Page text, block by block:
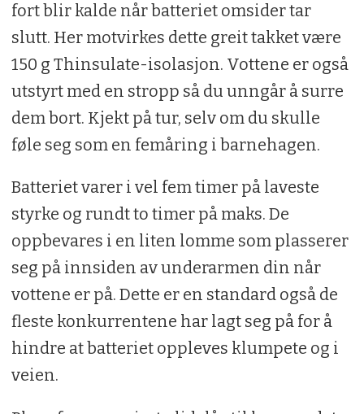
fort blir kalde når batteriet omsider tar
slutt. Her motvirkes dette greit takket være
150 g Thinsulate-isolasjon. Vottene er også
utstyrt med en stropp så du unngår å surre
dem bort. Kjekt på tur, selv om du skulle
føle seg som en femåring i barnehagen.
Batteriet varer i vel fem timer på laveste
styrke og rundt to timer på maks. De
oppbevares i en liten lomme som plasserer
seg på innsiden av underarmen din når
vottene er på. Dette er en standard også de
fleste konkurrentene har lagt seg på for å
hindre at batteriet oppleves klumpete og i
veien.